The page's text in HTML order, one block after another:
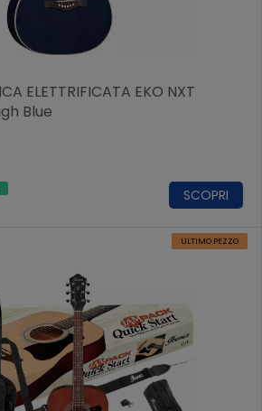
ELETTRIFICATA EKO NXT
Blue
SCOPRI
ULTIMO PEZZO